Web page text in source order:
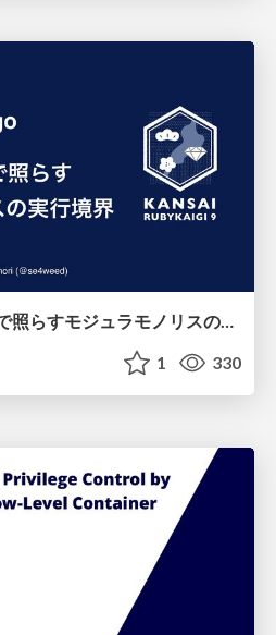
torikago - Ruby::Boxで照らすモジュラモノリスの実行境界
1 330